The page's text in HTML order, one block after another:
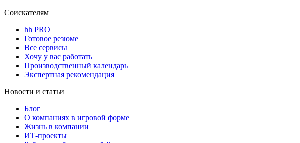
Соискателям
hh PRO
Готовое резюме
Все сервисы
Хочу у вас работать
Производственный календарь
Экспертная рекомендация
Новости и статьи
Блог
О компаниях в игровой форме
Жизнь в компании
ИТ-проекты